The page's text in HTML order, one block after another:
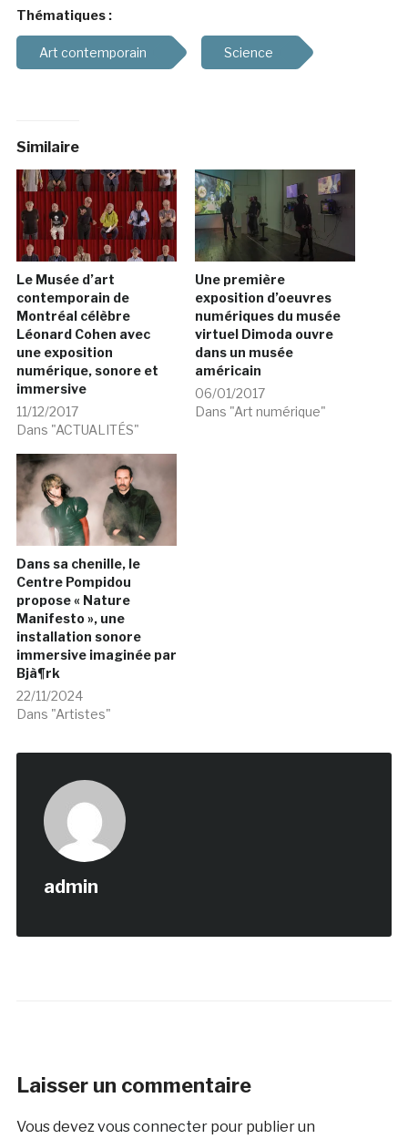
Thématiques :
Art contemporain Science
Similaire
Le Musée d’art
contemporain de
Montréal célèbre
Léonard Cohen avec
une exposition
numérique, sonore et
immersive
11/12/2017
Dans "ACTUALITÉS"
Une première
exposition d’oeuvres
numériques du musée
virtuel Dimoda ouvre
dans un musée
américain
06/01/2017
Dans "Art numérique"
Dans sa chenille, le
Centre Pompidou
propose « Nature
Manifesto », une
installation sonore
immersive imaginée par
Bjà¶rk
22/11/2024
Dans "Artistes"
admin
Laisser un commentaire
Vous devez vous connecterpour publier un